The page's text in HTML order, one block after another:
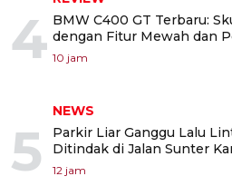
4 BMW C400 GT Terbaru:
dengan Fitur Mewah dan
10 jam
5
NEWS
Parkir Liar Ganggu Lalu
Ditindak di Jalan Sunter
12 jam